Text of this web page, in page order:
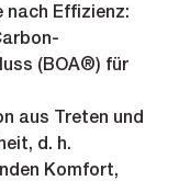
nach Effizienz:
(BOA®) für
aus Treten und
d. h.
Komfort,